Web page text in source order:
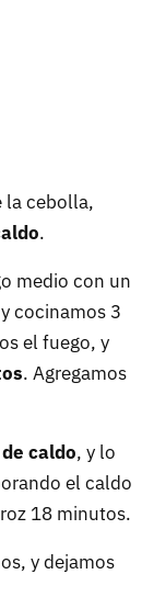
la cebolla,
.
medio con un
cocinamos 3
el fuego, y
. Agregamos
caldo, y lo
el caldo
18 minutos.
y dejamos